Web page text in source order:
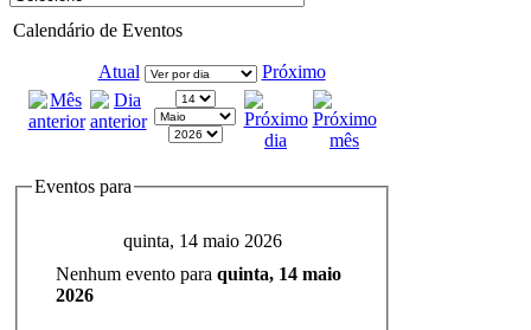
Calendário de Eventos
Atual Próximo
Eventos para
quinta, 14 maio 2026
Nenhum evento para quinta, 14 maio
2026